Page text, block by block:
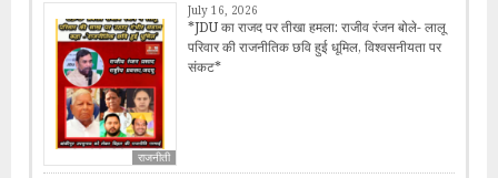
राजनीती
July 16, 2026
*JDU का राजद पर तीखा हमला: राजीव रंजन बोले- लालू
परिवार की राजनीतिक छवि हुई धूमिल, विश्वसनीयता पर
संकट*